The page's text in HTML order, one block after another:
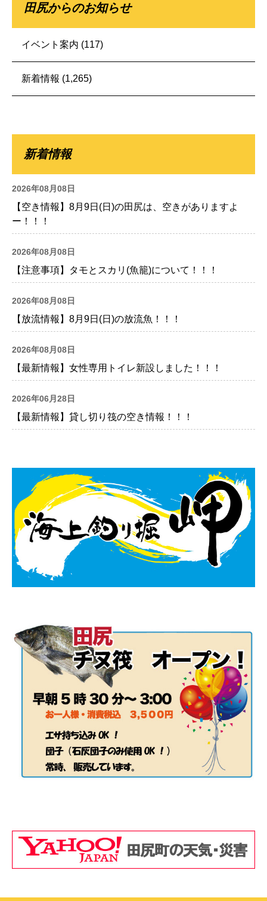
田尻からのお知らせ
イベント案内 (117)
新着情報 (1,265)
新着情報
2026年08月08日
【空き情報】8月9日(日)の田尻は、空きがありますよ
ー！！！
2026年08月08日
【注意事項】タモとスカリ(魚籠)について！！！
2026年08月08日
【放流情報】8月9日(日)の放流魚！！！
2026年08月08日
【最新情報】女性専用トイレ新設しました！！！
2026年06月28日
【最新情報】貸し切り筏の空き情報！！！